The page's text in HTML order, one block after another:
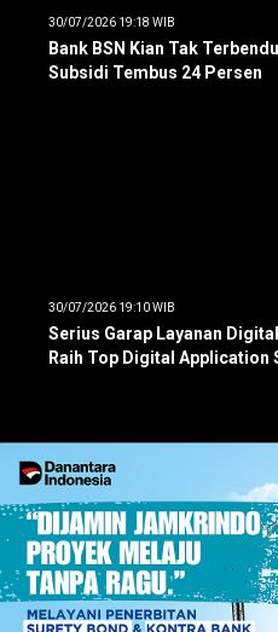
30/07/2026 19:18 WIB
Bank BSN Kian Tak
Subsidi Tembus 24 Persen
30/07/2026 19:10 WIB
Serius Garap Layanan
Raih Top Digital Application